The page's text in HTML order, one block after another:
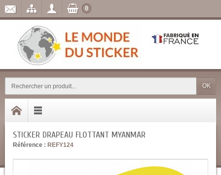
OK
0
STICKER DRAPEAU FLOTTANT MYANMAR
Référence : REFY124